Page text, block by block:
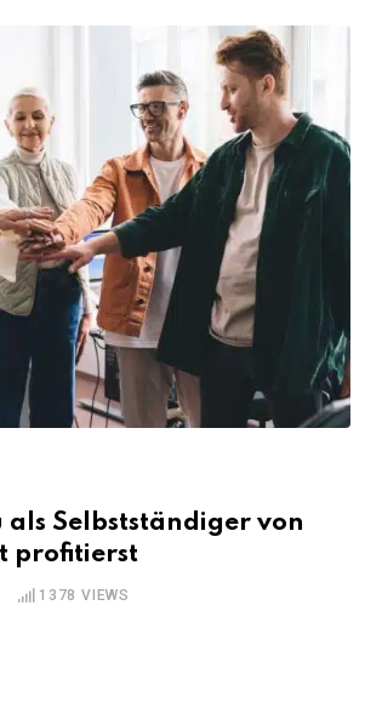
als Selbstständiger von
profitierst
1378 VIEWS